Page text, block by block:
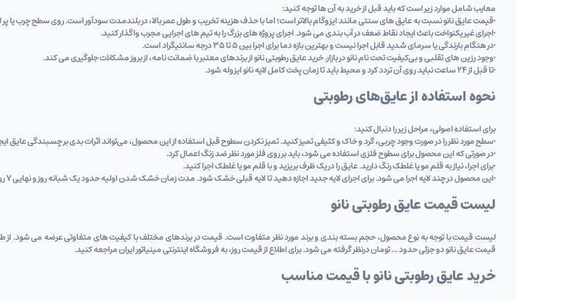
معایب شامل موارد زیر است که باید قبل از خرید به آن ها توجه کنید:
•قیمت عایق نانو نسبت به عایق ‌های سنتی مانند ایزوگام بالاتر است؛ اما با حذف هزینه تخریب و طول عمر بالا، در بلندمدت سودآور است. روی سطح چرب
•اجرای غیر یکنواخت باعث ایجاد نقاط ضعف در آب ‌بندی می ‌شود. اجرای پروژه ‌های بزرگ را به تیم‌ های اجرایی مجرب واگذار کنید.
•در هنگام بارندگی یا سرمای شدید قابل اجرا نیست و بهترین بازه دما برای اجرا بین 5 تا 35 درجه سانتیگراد است.
•وجود رزین‌ های تقلبی و بی‌کیفیت تحت نام نانو در بازار. خرید عایق رطوبتی نانو از برندهای معتبر با ضمانت نامه، از بروز مشکلات جلوگیری می ‌کند.
•تا قبل از 24 ساعت نباید روی آن تردد کرد و محیط باید تا زمان پخت کامل لایه نانو ایزوله شود.
نحوه استفاده از عایق‌های رطوبتی
برای استفاده اصولی، مراحل زیر را دنبال کنید:
•سطح مورد نظر را در صورت وجود چربی، گرد و خاک و کثیفی تمیز کنید. تمیز نکردن سطوح قبل استفاده از این محصول، می‌تواند اثرات بدی بر چسبندگی عایق
•در صورتی که این محصول برای سطوح فلزی استفاده می‌ شود، باید بر روی فلز مورد نظر ضد زنگ اعمال کرد.
•برای اجرا، نیاز به قلم‌ مو یا غلطک رنگ دارید. عایق را در یک ظرف بریزید و با قلم ‌مو یا غلطک اجرا کنید.
•این محصول در چند لایه اجرا می‌ شود. برای اجرای لایه جدید اجازه دهید تا لایه قبلی خشک شود. مدت زمان خشک شدن اولیه حدود یک شبانه‌ روز و نهایی 7 روز است.
لیست قیمت عایق رطوبتی نانو
لیست قیمت با توجه به نوع محصول، حجم بسته ‌بندی و برند مورد نظر متفاوت است. قیمت در برندهای مختلف با کیفیت ‌های متفاوتی عرضه می‌ شود. از
قیمت عایق نانو دو جزئی حدود ... تومان درنظر گرفته می شود. برای اطلاع از قیمت ‌روز، به فروشگاه اینترنتی مینیاتور ایران مراجعه کنید.
خرید عایق رطوبتی نانو با قیمت مناسب